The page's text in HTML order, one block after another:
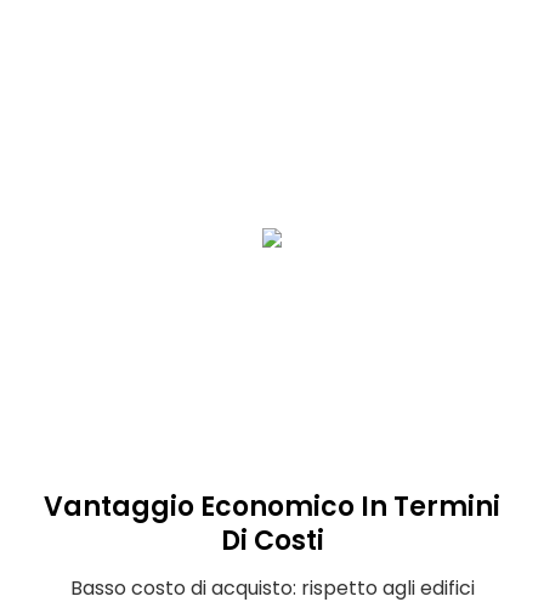
Vantaggio Economico In Termini
Di Costi
Basso costo di acquisto: rispetto agli edifici